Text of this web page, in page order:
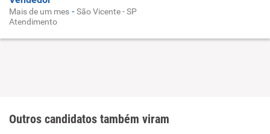
Mais de um mes -São Vicente - SP
Atendimento
Outros candidatos também viram